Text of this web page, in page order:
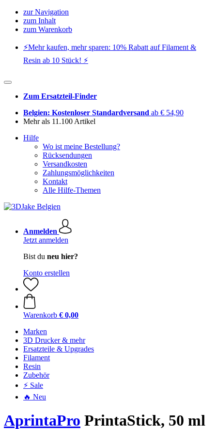
zur Navigation
zum Inhalt
zum Warenkorb
⚡️Mehr kaufen, mehr sparen: 10% Rabatt auf Filament &
Resin ab 10 Stück! ⚡️
Zum Ersatzteil-Finder
Belgien: Kostenloser Standardversand ab € 54,90
Mehr als 11.100 Artikel
Hilfe
Wo ist meine Bestellung?
Rücksendungen
Versandkosten
Zahlungsmöglichkeiten
Kontakt
Alle Hilfe-Themen
Anmelden
Jetzt anmelden
Bist du neu hier?
Konto erstellen
Warenkorb € 0,00
Marken
3D Drucker & mehr
Ersatzteile & Upgrades
Filament
Resin
Zubehör
⚡ Sale
🔥 Neu
AprintaPro PrintaStick, 50 ml